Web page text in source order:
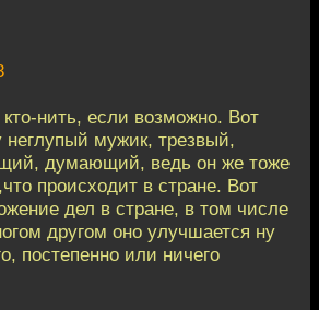
нить, если возможно. Вот
мужик, трезвый,
думающий, ведь он же тоже
происходит в стране. Вот
дел в стране, в том числе
другом оно улучшается ну
постепенно или ничего